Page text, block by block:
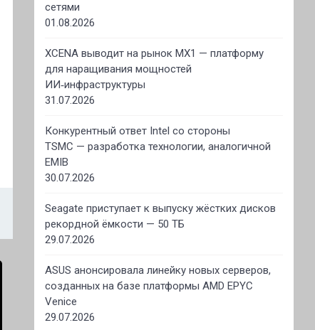
сетями
01.08.2026
XCENA выводит на рынок MX1 — платформу
для наращивания мощностей
ИИ‑инфраструктуры
31.07.2026
Конкурентный ответ Intel со стороны
TSMC — разработка технологии, аналогичной
EMIB
30.07.2026
Seagate приступает к выпуску жёстких дисков
рекордной ёмкости — 50 ТБ
29.07.2026
ASUS анонсировала линейку новых серверов,
созданных на базе платформы AMD EPYC
Venice
29.07.2026